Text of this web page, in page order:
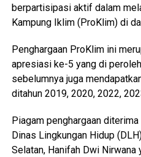
berpartisipasi aktif dalam
Kampung Iklim (ProKlim) di
Penghargaan ProKlim ini
apresiasi ke-5 yang di
sebelumnya juga
ditahun 2019, 2020, 2022,
Piagam penghargaan
Dinas Lingkungan Hidup
Selatan, Hanifah Dwi Nirwana